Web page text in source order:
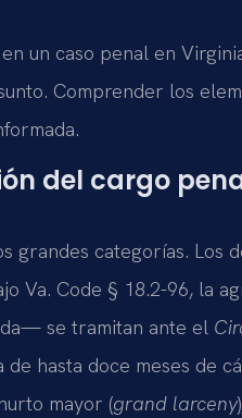
un caso penal en
Comprender los
del cargo
grandes categorías. Los
Va. Code § 18.2-96, la
se tramitan ante el
de hasta doce meses de
mayor (grand larceny